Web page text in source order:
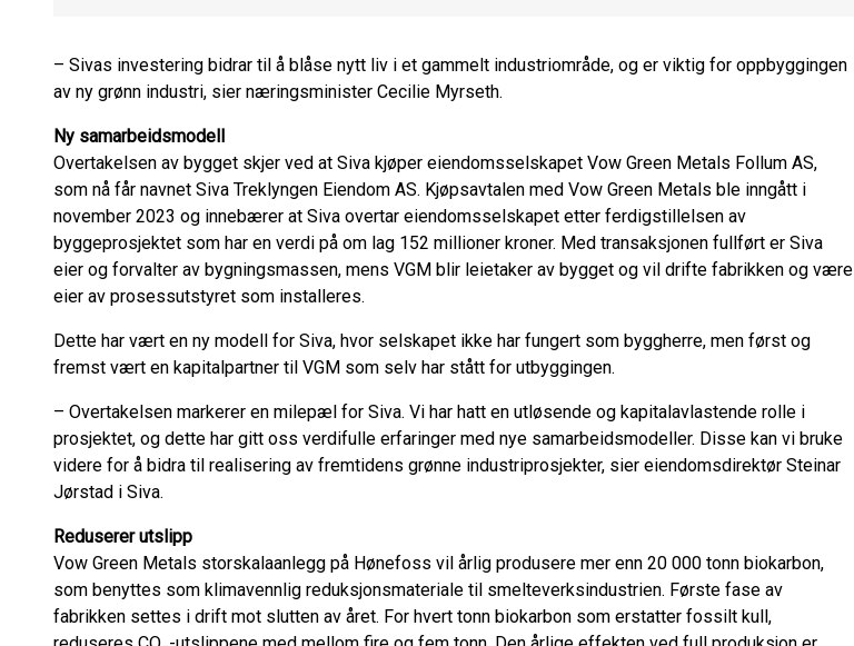
– Sivas investering bidrar til å blåse nytt liv i et gammelt industriområde, og er viktig for oppbyggingen
av ny grønn industri, sier næringsminister Cecilie Myrseth.
Ny samarbeidsmodell
Overtakelsen av bygget skjer ved at Siva kjøper eiendomsselskapet Vow Green Metals Follum AS,
som nå får navnet Siva Treklyngen Eiendom AS. Kjøpsavtalen med Vow Green Metals ble inngått i
november 2023 og innebærer at Siva overtar eiendomsselskapet etter ferdigstillelsen av
byggeprosjektet som har en verdi på om lag 152 millioner kroner. Med transaksjonen fullført er Siva
eier og forvalter av bygningsmassen, mens VGM blir leietaker av bygget og vil drifte fabrikken og være
eier av prosessutstyret som installeres.
Dette har vært en ny modell for Siva, hvor selskapet ikke har fungert som byggherre, men først og
fremst vært en kapitalpartner til VGM som selv har stått for utbyggingen.
– Overtakelsen markerer en milepæl for Siva. Vi har hatt en utløsende og kapitalavlastende rolle i
prosjektet, og dette har gitt oss verdifulle erfaringer med nye samarbeidsmodeller. Disse kan vi bruke
videre for å bidra til realisering av fremtidens grønne industriprosjekter, sier eiendomsdirektør Steinar
Jørstad i Siva.
Reduserer utslipp
Vow Green Metals storskalaanlegg på Hønefoss vil årlig produsere mer enn 20 000 tonn biokarbon,
som benyttes som klimavennlig reduksjonsmateriale til smelteverksindustrien. Første fase av
fabrikken settes i drift mot slutten av året. For hvert tonn biokarbon som erstatter fossilt kull,